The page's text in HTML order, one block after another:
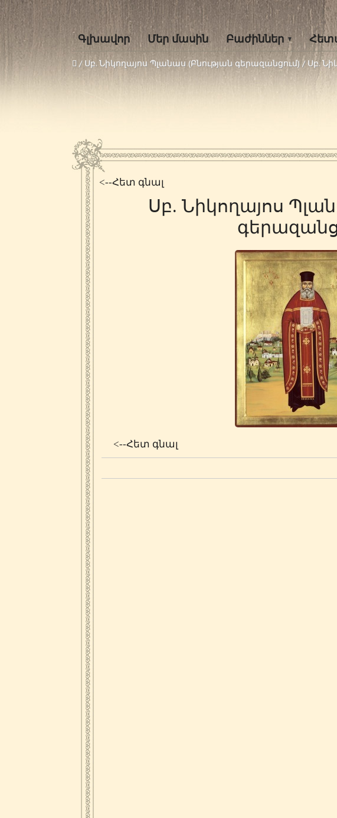
Գլխավոր Մեր մասին Բաժիններ
/ Սբ. Նիկողայոս Պլանաս (Բնության գերազանցում) / Սբ.
<--Հետ գնալ
Սբ. Նիկողայոս
<--Հետ գնալ